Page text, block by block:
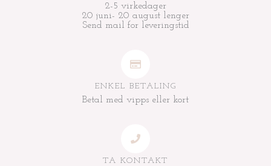
2-5 virkedager
20 juni- 20 august lenger
Send mail for leveringstid
ENKEL BETALING
Betal med vipps eller kort
TA KONTAKT